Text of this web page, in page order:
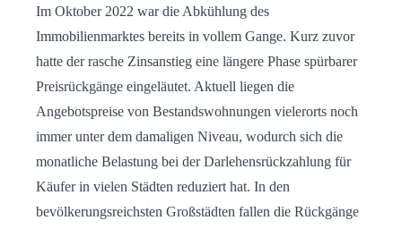
Im Oktober 2022 war die Abkühlung des
Immobilienmarktes bereits in vollem Gange. Kurz zuvor
hatte der rasche Zinsanstieg eine längere Phase spürbarer
Preisrückgänge eingeläutet. Aktuell liegen die
Angebotspreise von Bestandswohnungen vielerorts noch
immer unter dem damaligen Niveau, wodurch sich die
monatliche Belastung bei der Darlehensrückzahlung für
Käufer in vielen Städten reduziert hat. In den
bevölkerungsreichsten Großstädten fallen die Rückgänge